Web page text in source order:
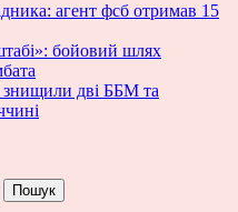
агент фсб отримав 15
бойовий шлях
дві ББМ та
Пошук